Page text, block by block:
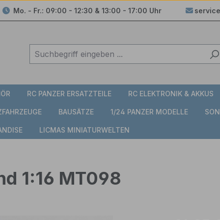
Mo. - Fr.: 09:00 - 12:30 & 13:00 - 17:00 Uhr
RC PANZER ERSATZTEILE RC ELEKTRONIK & AKKUS
BAUSÄTZE 1/24 PANZER MODELLE
LICMAS MINIATURWELTEN
1:16 MT098